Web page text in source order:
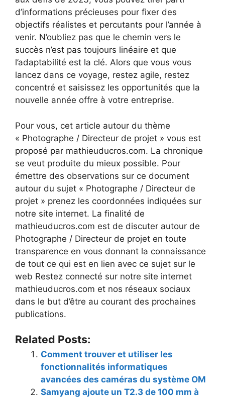
d’informations précieuses pour fixer des
objectifs réalistes et percutants pour l’année à
venir. N’oubliez pas que le chemin vers le
succès n’est pas toujours linéaire et que
l’adaptabilité est la clé. Alors que vous vous
lancez dans ce voyage, restez agile, restez
concentré et saisissez les opportunités que la
nouvelle année offre à votre entreprise.
Pour vous, cet article autour du thème
« Photographe / Directeur de projet » vous est
proposé par mathieuducros.com. La chronique
se veut produite du mieux possible. Pour
émettre des observations sur ce document
autour du sujet « Photographe / Directeur de
projet » prenez les coordonnées indiquées sur
notre site internet. La finalité de
mathieuducros.com est de discuter autour de
Photographe / Directeur de projet en toute
transparence en vous donnant la connaissance
de tout ce qui est en lien avec ce sujet sur le
web Restez connecté sur notre site internet
mathieuducros.com et nos réseaux sociaux
dans le but d’être au courant des prochaines
publications.
Related Posts:
Comment trouver et utiliser les
fonctionnalités informatiques
avancées des caméras du système OM
Samyang ajoute un T2.3 de 100 mm à